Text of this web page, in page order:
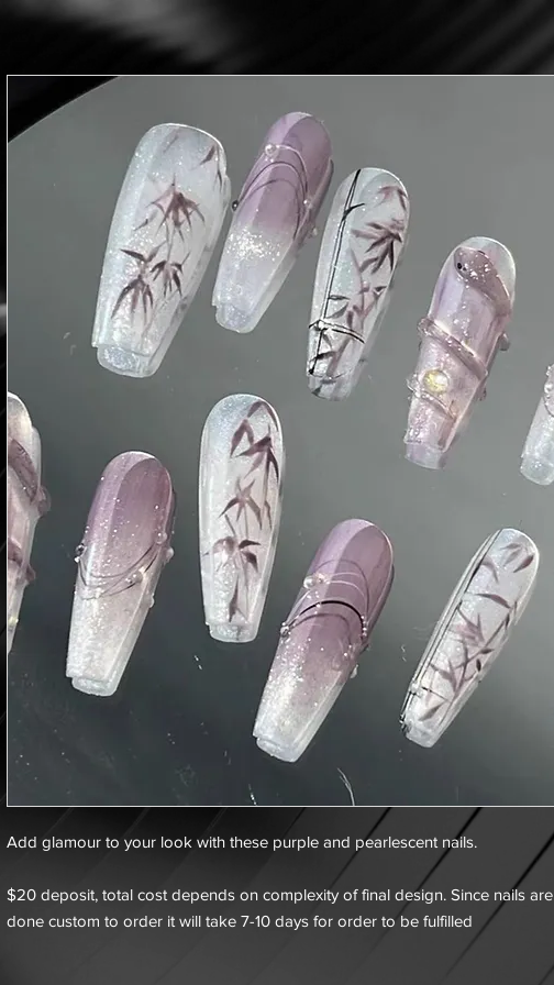
Add glamour to your look with these purple and pearlescent nails.
$20 deposit, total cost depends on complexity of final design. Since nails are
done custom to order it will take 7-10 days for order to be fulfilled